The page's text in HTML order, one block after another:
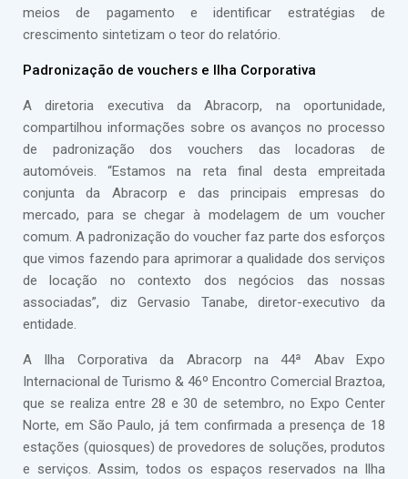
meios de pagamento e identificar estratégias de
crescimento sintetizam o teor do relatório.
Padronização de vouchers e Ilha Corporativa
A diretoria executiva da Abracorp, na oportunidade,
compartilhou informações sobre os avanços no processo
de padronização dos vouchers das locadoras de
automóveis. “Estamos na reta final desta empreitada
conjunta da Abracorp e das principais empresas do
mercado, para se chegar à modelagem de um voucher
comum. A padronização do voucher faz parte dos esforços
que vimos fazendo para aprimorar a qualidade dos serviços
de locação no contexto dos negócios das nossas
associadas”, diz Gervasio Tanabe, diretor-executivo da
entidade.
A Ilha Corporativa da Abracorp na 44ª Abav Expo
Internacional de Turismo & 46º Encontro Comercial Braztoa,
que se realiza entre 28 e 30 de setembro, no Expo Center
Norte, em São Paulo, já tem confirmada a presença de 18
estações (quiosques) de provedores de soluções, produtos
e serviços. Assim, todos os espaços reservados na Ilha